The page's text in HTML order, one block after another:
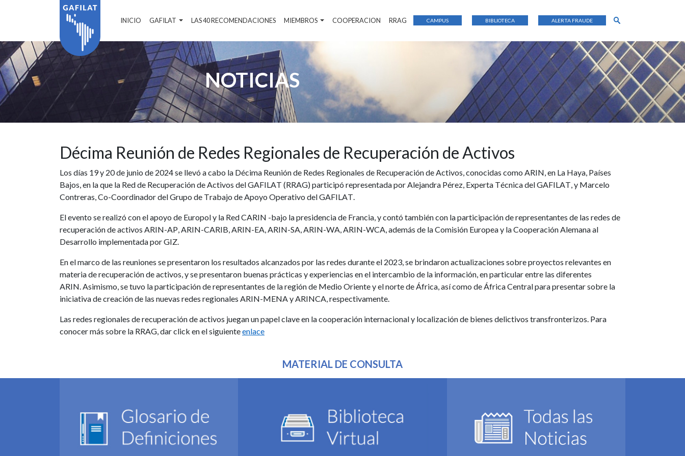
INICIO GAFILAT LAS 40 RECOMENDACIONES MIEMBROS COOPERACION RRAG CAMPUS BIBLIOTECA ALERTA FRAUDE
NOTICIAS
Décima Reunión de Redes Regionales de Recuperación de Activos
Los días 19 y 20 de junio de 2024 se llevó a cabo la Décima Reunión de Redes Regionales de Recuperación de Activos, conocidas como ARIN, en La Haya, Países
Bajos, en la que la Red de Recuperación de Activos del GAFILAT (RRAG) participó representada por Alejandra Pérez, Experta Técnica del GAFILAT, y Marcelo
Contreras, Co-Coordinador del Grupo de Trabajo de Apoyo Operativo del GAFILAT.
El evento se realizó con el apoyo de Europol y la Red CARIN -bajo la presidencia de Francia, y contó también con la participación de representantes de las redes de
recuperación de activos ARIN-AP, ARIN-CARIB, ARIN-EA, ARIN-SA, ARIN-WA, ARIN-WCA, además de la Comisión Europea y la Cooperación Alemana al
Desarrollo implementada por GIZ.
En el marco de las reuniones se presentaron los resultados alcanzados por las redes durante el 2023, se brindaron actualizaciones sobre proyectos relevantes en
materia de recuperación de activos, y se presentaron buenas prácticas y experiencias en el intercambio de la información, en particular entre las diferentes
ARIN. Asimismo, se tuvo la participación de representantes de la región de Medio Oriente y el norte de África, así como de África Central para presentar sobre la
iniciativa de creación de las nuevas redes regionales ARIN-MENA y ARINCA, respectivamente.
Las redes regionales de recuperación de activos juegan un papel clave en la cooperación internacional y localización de bienes delictivos transfronterizos. Para
conocer más sobre la RRAG, dar click en el siguienteenlace
MATERIAL DE CONSULTA